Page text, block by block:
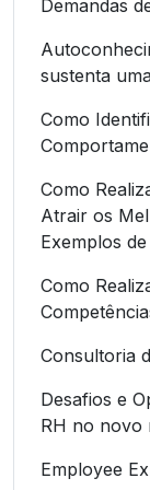
Demandas
sustenta
Como
Como
Atrair os
Exemplos
Como
Consultoria
Desafios e
RH no novo
Employee